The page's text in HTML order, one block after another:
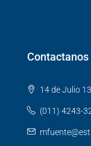
Contactanos
14 de Julio
(011) 4243-